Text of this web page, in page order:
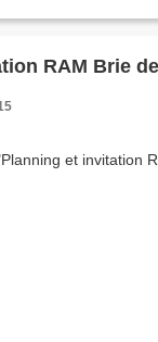
RAM Brie